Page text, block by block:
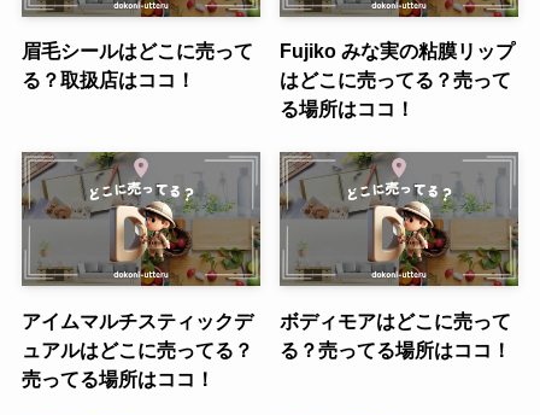
眉毛シールはどこに売って
る？取扱店はココ！
Fujiko みな実の粘膜リップ
はどこに売ってる？売って
る場所はココ！
アイムマルチスティックデ
ュアルはどこに売ってる？
売ってる場所はココ！
ボディモアはどこに売って
る？売ってる場所はココ！